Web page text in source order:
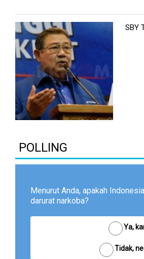
SBY
POLLING
Menurut Anda, apakah
darurat narkoba?
Ya,
Tidak,